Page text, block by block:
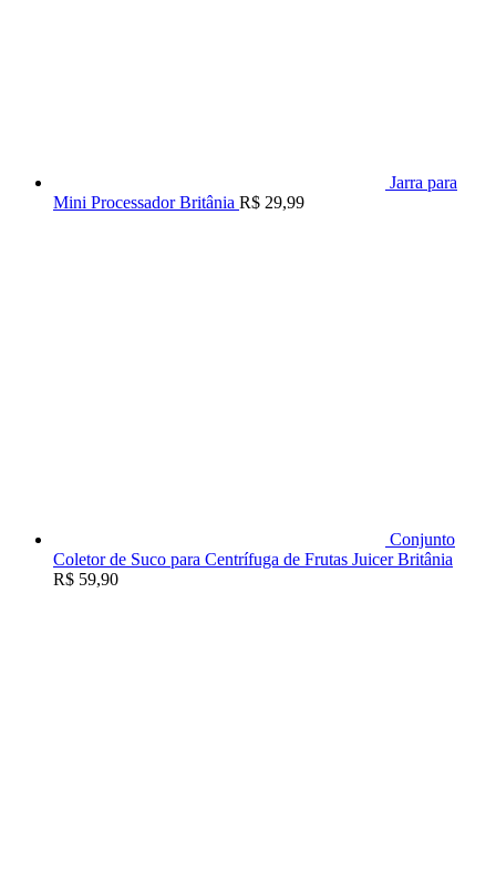
Jarra para
Mini Processador Britânia R$ 29,99
Conjunto
Coletor de Suco para Centrífuga de Frutas Juicer Britânia
R$ 59,90